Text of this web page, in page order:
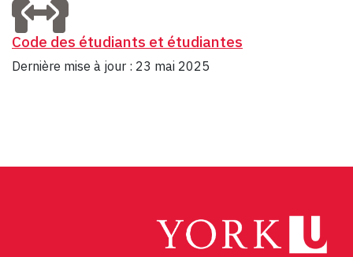
Code des étudiants et étudiantes
Dernière mise à jour : 23 mai 2025